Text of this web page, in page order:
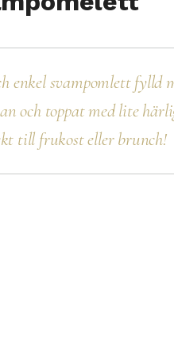
enkel svampomlett fylld
och toppat med lite
till frukost eller brunch!